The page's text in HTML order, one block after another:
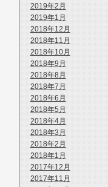
2019年2月
2019年1月
2018年12月
2018年11月
2018年10月
2018年9月
2018年8月
2018年7月
2018年6月
2018年5月
2018年4月
2018年3月
2018年2月
2018年1月
2017年12月
2017年11月